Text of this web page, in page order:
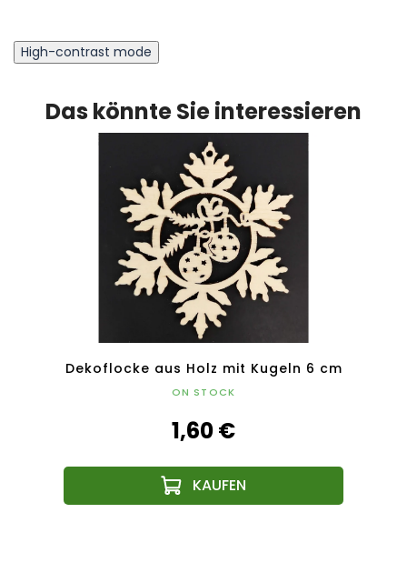
High-contrast mode
Das könnte Sie interessieren
Dekoflocke aus Holz mit Kugeln 6 cm
ON STOCK
1,60 €